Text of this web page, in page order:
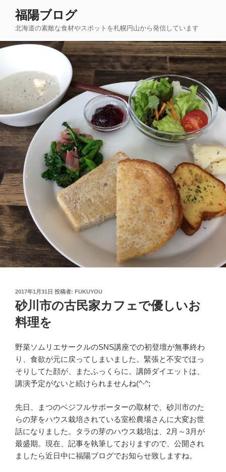
ン
ス
キ
ッ
プ
福陽ブログ
北海道の素敵な食材やスポットを札幌円山から発信しています
投
稿
日:
2017年1月31日 投稿者: FUKUYOU
砂川市の古民家カフェで優しいお
料理を
野菜ソムリエサークルのSNS講座での初登壇が無事終わ
り、食欲が元に戻ってしまいました。緊張と不安でほっ
そりしてた顔が、またふっくらに。講師ダイエットは、
講演予定がないと続けられませんね(^-^;
先日、まつのベジフルサポーターの取材で、砂川市のた
らの芽をハウス栽培されている室松農場さんに大変お世
話になりました。タラの芽のハウス栽培は、2月～3月が
最盛期。現在、記事を執筆しておりますので、公開され
ましたら近日中に福陽ブログでお知らせ致しますね。